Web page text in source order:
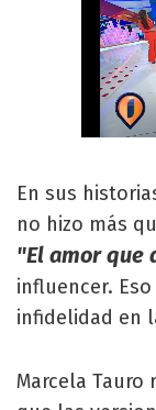
En sus
no hizo más
"El amor que
influencer.
infidelidad en
Marcela Tauro